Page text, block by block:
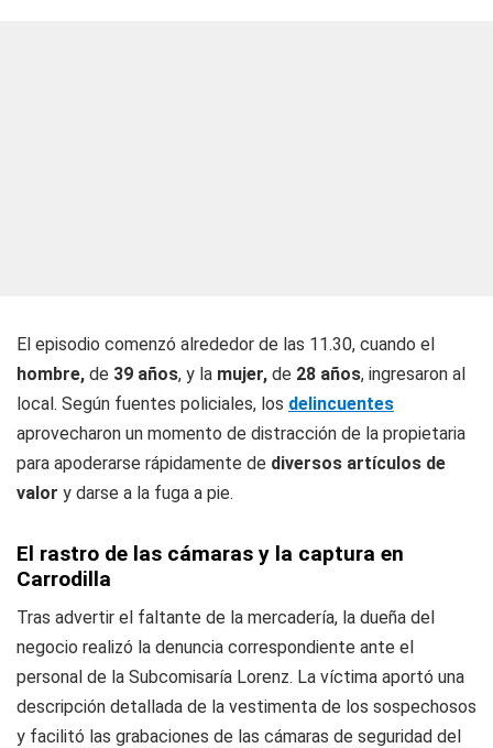
El episodio comenzó alrededor de las 11.30, cuando el
hombre, de 39 años, y la mujer, de 28 años, ingresaron al
local. Según fuentes policiales, los delincuentes
aprovecharon un momento de distracción de la propietaria
para apoderarse rápidamente de diversos artículos de
valor y darse a la fuga a pie.
El rastro de las cámaras y la captura en
Carrodilla
Tras advertir el faltante de la mercadería, la dueña del
negocio realizó la denuncia correspondiente ante el
personal de la Subcomisaría Lorenz. La víctima aportó una
descripción detallada de la vestimenta de los sospechosos
y facilitó las grabaciones de las cámaras de seguridad del